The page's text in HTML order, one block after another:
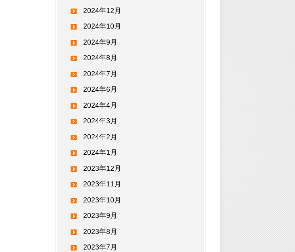
2024年12月
2024年10月
2024年9月
2024年8月
2024年7月
2024年6月
2024年4月
2024年3月
2024年2月
2024年1月
2023年12月
2023年11月
2023年10月
2023年9月
2023年8月
2023年7月